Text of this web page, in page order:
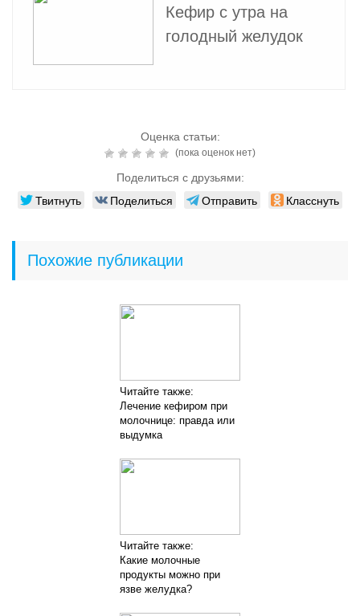
Кефир с утра на
голодный желудок
Оценка статьи:
(пока оценок нет)
Поделиться с друзьями:
Твитнуть Поделиться Отправить Класснуть
Похожие публикации
Читайте также:
Лечение кефиром при
молочнице: правда или
выдумка
Читайте также:
Какие молочные
продукты можно при
язве желудка?